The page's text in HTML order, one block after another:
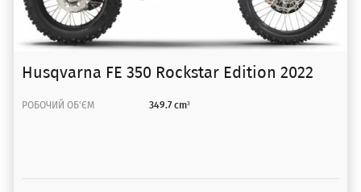
Husqvarna FE 350 Rockstar Edition 2022
РОБОЧИЙ ОБ'ЄМ 349.7 cm³